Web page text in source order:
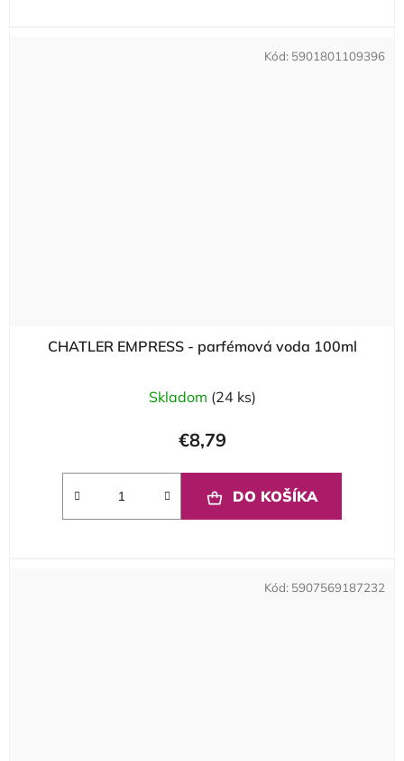
CHATLER EMPRESS - parfémová voda 100ml
Skladom (24 ks)
€8,79
DO KOŠÍKA
Kód: 5901801109396
Kód: 5907569187232